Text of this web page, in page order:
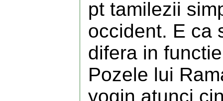
pt tamilezii
occident. E ca
difera in
Pozele lui
yogin atunci